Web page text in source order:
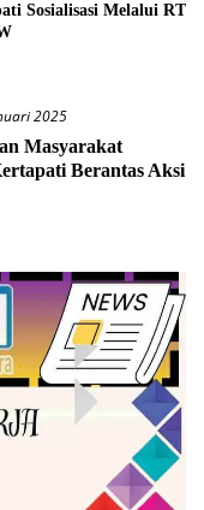
Sosialisasi Melalui RT
2025
Masyarakat
Berantas Aksi